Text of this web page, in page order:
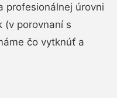
profesionálnej úrovni
(v porovnaní s
čo vytknúť a